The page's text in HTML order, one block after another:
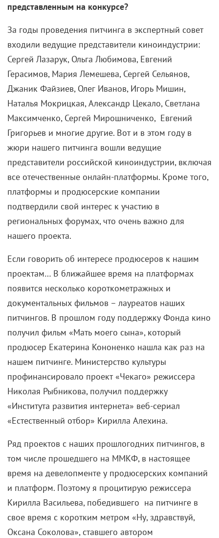
Наверное, из-за этого к вам так тепло относились и
Леонид Брежнев, и Михаил Горбачев?
— После развала СССР стало модно чернить все и
всех. Но у меня другие воспоминания. Например, о
Брежневе я могу только хорошее сказать. В силу
одной совершенно нелепой, анекдотической
истории мне посчастливилось лично познакомиться
с ним и видеть в неформальной обстановке. Он был
очень добрый, общительный, любил поговорить.
Мне временами было просто жалко Леонида
Ильича чисто по-человечески, потому что,
допустим, на съезде партии писали доклад на
несколько часов, и даже нормальный, здоровый,
молодой человек устанет произносить этот текст. А
он – больной, рано постаревший, потому что
Несмотря на слабое здоровье Брежнева, когда 10
ноября 1982 года он умер, это стало для всех
неожиданностью. Я видела, как плакали крепкие
молодые ребята из его личной охраны. Леонида
Ильича все очень любили, он был внимателен к
окружению, многим помогал…
Знаю, что Горбачев лично звонил вам по рабочим
вопросам…
импульсивный и очень демократичный, он сам
звонил:«Калерия, ты можешь ко мне приехать? Хочу
с тобой посоветоваться по записи». Обычно это
поздно происходило, после окончания рабочего
дня. Меня встречали, провожали в кабинет, иногда
приезжала Раиса Максимовна, и мы с ней вместе
ждали, пока президент закончит свои дела.